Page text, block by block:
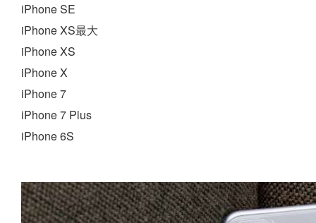
iPhone SE
iPhone XS最大
iPhone XS
iPhone X
iPhone 7
iPhone 7 Plus
iPhone 6S